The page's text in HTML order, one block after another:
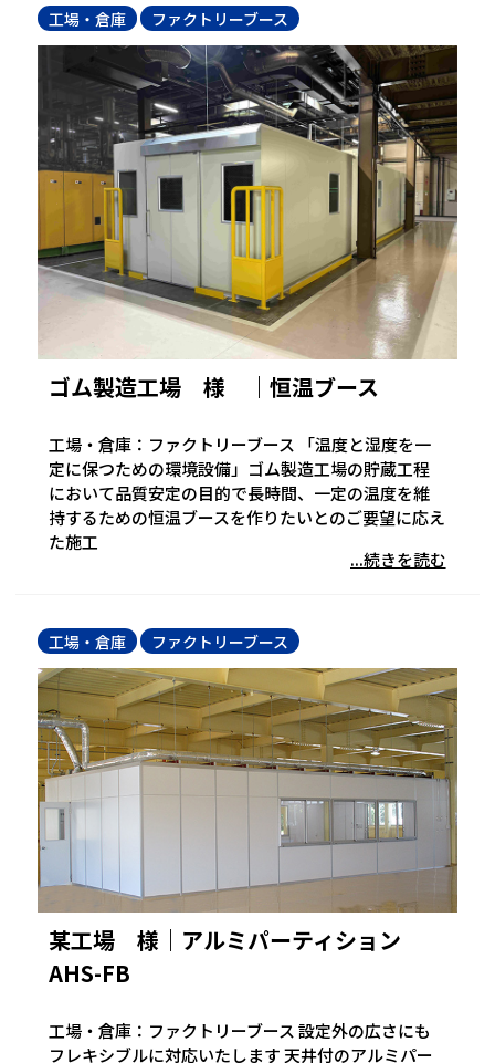
ゴム製造工場 様 ｜恒温ブース
工場・倉庫 ファクトリーブース
工場・倉庫：ファクトリーブース 「温度と湿度を一
定に保つための環境設備」ゴム製造工場の貯蔵工程
において品質安定の目的で長時間、一定の温度を維
持するための恒温ブースを作りたいとのご要望に応え
た施工
...続きを読む
某工場 様｜アルミパーティション
AHS-FB
工場・倉庫 ファクトリーブース
工場・倉庫：ファクトリーブース 設定外の広さにも
フレキシブルに対応いたします 天井付のアルミパー